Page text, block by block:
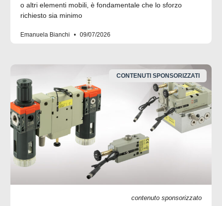
o altri elementi mobili, è fondamentale che lo sforzo
richiesto sia minimo
Emanuela Bianchi 09/07/2026
CONTENUTI SPONSORIZZATI
contenuto sponsorizzato